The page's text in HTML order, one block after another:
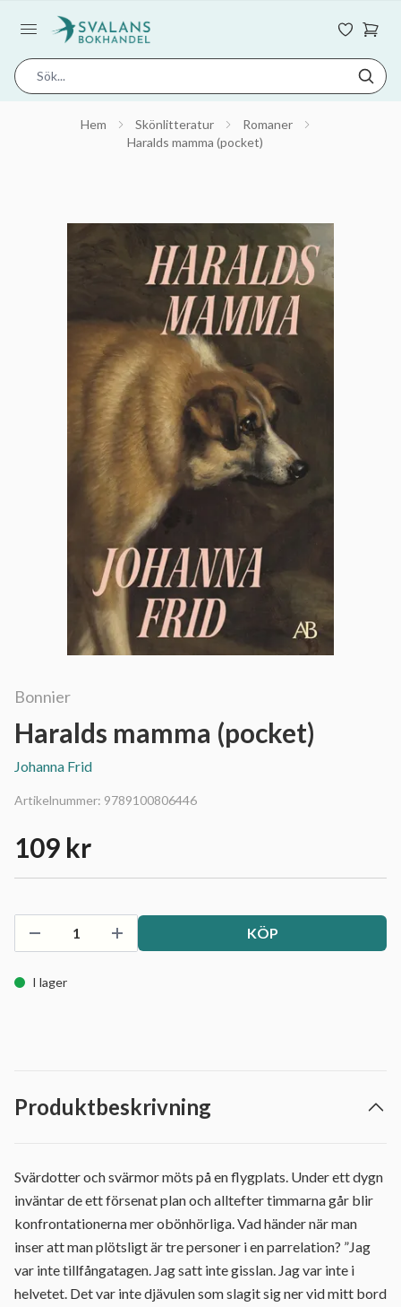
Hem Skönlitteratur
Romaner
Haralds mamma (pocket)
Bonnier
Haralds mamma (pocket)
Johanna Frid
Artikelnummer: 9789100806446
109 kr
KÖP
I lager
Produktbeskrivning
Svärdotter och svärmor möts på en flygplats. Under ett dygn
inväntar de ett försenat plan och alltefter timmarna går blir
konfrontationerna mer obönhörliga. Vad händer när man
inser att man plötsligt är tre personer i en parrelation? ”Jag
var inte tillfångatagen. Jag satt inte gisslan. Jag var inte i
helvetet. Det var inte djävulen som slagit sig ner vid mitt bord